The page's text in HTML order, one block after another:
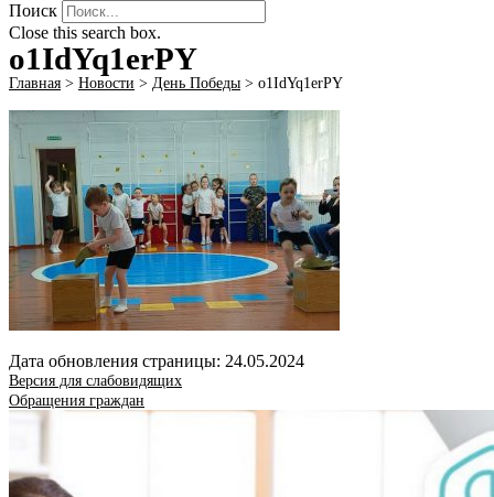
Поиск
Close this search box.
o1IdYq1erPY
Главная > Новости > День Победы > o1IdYq1erPY
Дата обновления страницы: 24.05.2024
Версия для слабовидящих
Обращения граждан